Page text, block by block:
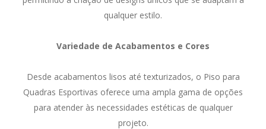
qualquer estilo.
Variedade de Acabamentos e Cores
Desde acabamentos lisos até texturizados, o Piso para
Quadras Esportivas oferece uma ampla gama de opções
para atender às necessidades estéticas de qualquer
projeto.